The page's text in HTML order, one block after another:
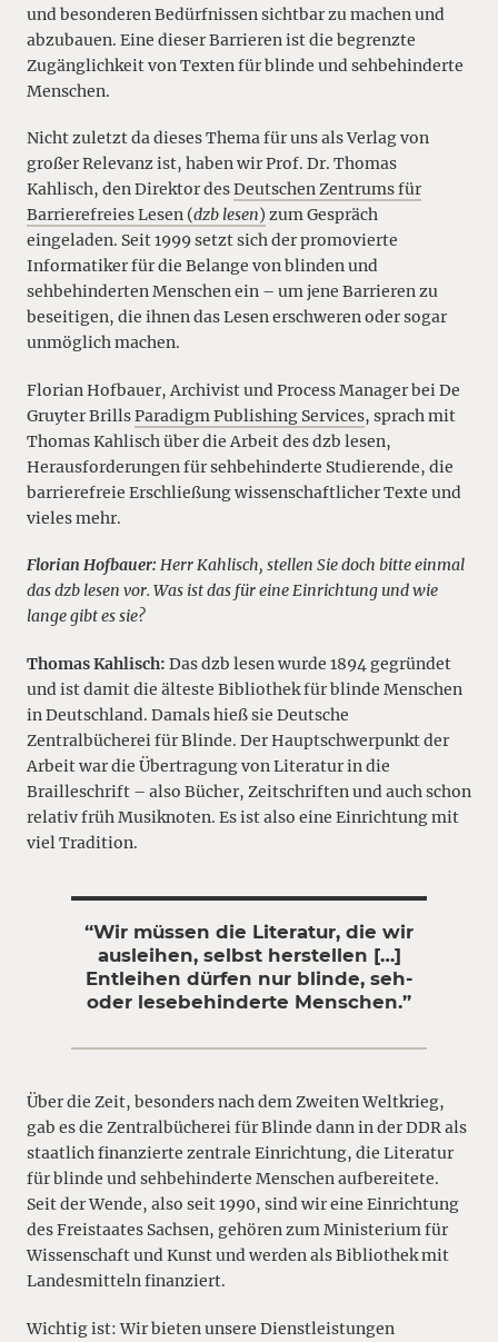
und besonderen Bedürfnissen sichtbar zu machen und
abzubauen. Eine dieser Barrieren ist die begrenzte
Zugänglichkeit von Texten für blinde und sehbehinderte
Menschen.
Nicht zuletzt da dieses Thema für uns als Verlag von
großer Relevanz ist, haben wir Prof. Dr. Thomas
Kahlisch, den Direktor desDeutschen Zentrums für
Barrierefreies Lesen (dzb lesen) zum Gespräch
eingeladen. Seit 1999 setzt sich der promovierte
Informatiker für die Belange von blinden und
sehbehinderten Menschen ein – um jene Barrieren zu
beseitigen, die ihnen das Lesen erschweren oder sogar
unmöglich machen.
Florian Hofbauer, Archivist und Process Manager bei De
Gruyter BrillsParadigm Publishing Services, sprach mit
Thomas Kahlisch über die Arbeit des dzb lesen,
Herausforderungen für sehbehinderte Studierende, die
barrierefreie Erschließung wissenschaftlicher Texte und
vieles mehr.
Florian Hofbauer: Herr Kahlisch, stellen Sie doch bitte einmal
das dzb lesen vor. Was ist das für eine Einrichtung und wie
lange gibt es sie?
Thomas Kahlisch: Das dzb lesen wurde 1894 gegründet
und ist damit die älteste Bibliothek für blinde Menschen
in Deutschland. Damals hieß sie Deutsche
Zentralbücherei für Blinde. Der Hauptschwerpunkt der
Arbeit war die Übertragung von Literatur in die
Brailleschrift – also Bücher, Zeitschriften und auch schon
relativ früh Musiknoten. Es ist also eine Einrichtung mit
viel Tradition.
“Wir müssen die Literatur, die wir
ausleihen, selbst herstellen […]
Entleihen dürfen nur blinde, seh-
oder lesebehinderte Menschen.”
Über die Zeit, besonders nach dem Zweiten Weltkrieg,
gab es die Zentralbücherei für Blinde dann in der DDR als
staatlich finanzierte zentrale Einrichtung, die Literatur
für blinde und sehbehinderte Menschen aufbereitete.
Seit der Wende, also seit 1990, sind wir eine Einrichtung
des Freistaates Sachsen, gehören zum Ministerium für
Wissenschaft und Kunst und werden als Bibliothek mit
Landesmitteln finanziert.
Wichtig ist: Wir bieten unsere Dienstleistungen